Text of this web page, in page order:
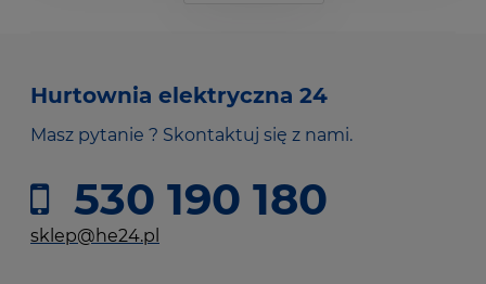
Hurtownia elektryczna 24
Masz pytanie ? Skontaktuj się z nami.
530 190 180
sklep@he24.pl